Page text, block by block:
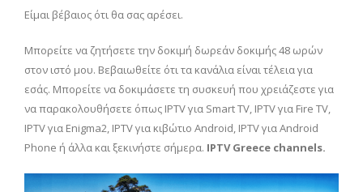
Είμαι βέβαιος ότι θα σας αρέσει.
Μπορείτε να ζητήσετε την δοκιμή δωρεάν δοκιμής 48 ωρών
στον ιστό μου. Βεβαιωθείτε ότι τα κανάλια είναι τέλεια για
εσάς. Μπορείτε να δοκιμάσετε τη συσκευή που χρειάζεστε για
να παρακολουθήσετε όπως IPTV για Smart TV, IPTV για Fire TV,
IPTV για Enigma2, IPTV για κιβώτιο Android, IPTV για Android
Phone ή άλλα και ξεκινήστε σήμερα. IPTV Greece channels.